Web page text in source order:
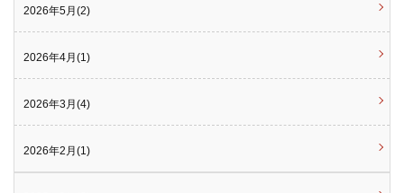
2026年5月(2)
2026年4月(1)
2026年3月(4)
2026年2月(1)